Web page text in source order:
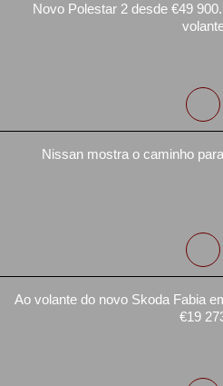
Novo Polestar 2 desde €49
Nissan mostra o caminho
Ao volante do novo Skoda Fabia
€19